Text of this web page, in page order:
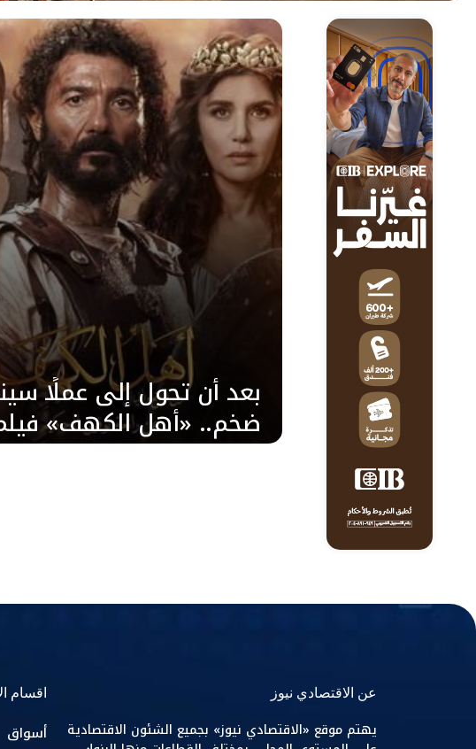
بعد أن تحول إلى عملًا
ضخم.. «أهل الكهف»
الأضحى بجميع سينمات
عن الاقتصادي نيوز
يهتم موقع «الاقتصادي نيوز» بجميع الشئون الاقتصادية
اقسام
أسواق